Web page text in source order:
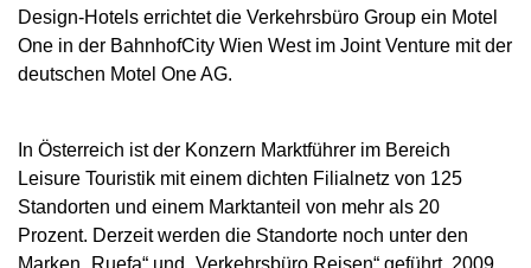
Design-Hotels errichtet die Verkehrsbüro Group ein Motel
One in der BahnhofCity Wien West im Joint Venture mit der
deutschen Motel One AG.
In Österreich ist der Konzern Marktführer im Bereich
Leisure Touristik mit einem dichten Filialnetz von 125
Standorten und einem Marktanteil von mehr als 20
Prozent. Derzeit werden die Standorte noch unter den
Marken „Ruefa“ und „Verkehrsbüro Reisen“ geführt. 2009